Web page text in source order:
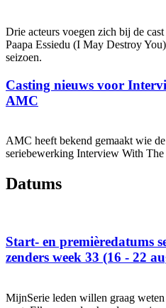
Drie acteurs voegen zich bij de cast
Paapa Essiedu (I May Destroy
seizoen.
Casting nieuws voor
AMC
AMC heeft bekend gemaakt wie
seriebewerking Interview With The
Datums
Start- en premièredatums
zenders week 33 (16 - 22
MijnSerie leden willen graag